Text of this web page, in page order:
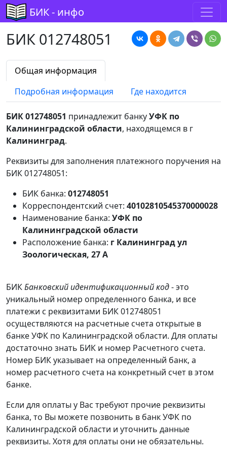
БИК - инфо
БИК 012748051
Общая информация
Подробная информация
Где находится
БИК 012748051 принадлежит банкуУФК по
Калининградской области, находящемся в г
Калининград.
Реквизиты для заполнения платежного поручения на
БИК 012748051:
БИК банка: 012748051
Корреспондентский счет: 40102810545370000028
Наименование банка: УФК по
Калининградской области
Расположение банка: г Калининград ул
Зоологическая, 27 А
БИКБанковский идентификационный код- это
уникальный номер определенного банка, и все
платежи с реквизитами БИК 012748051
осуществляются на расчетные счета открытые в
банке УФК по Калининградской области. Для оплаты
достаточно знать БИК и номер Расчетного счета.
Номер БИК указывает на определенный банк, а
номер расчетного счета на конкретный счет в этом
банке.
Если для оплаты у Вас требуют прочие реквизиты
банка, то Вы можете позвонить в банк УФК по
Калининградской области и уточнить данные
реквизиты. Хотя для оплаты они не обязательны.